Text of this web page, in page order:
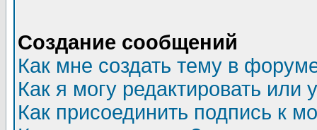
Создание сообщений
Как мне создать тему в
Как я могу редактировать или
Как присоединить подпись к